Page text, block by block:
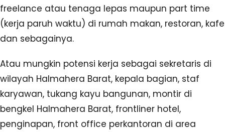
freelance atau tenaga lepas maupun part time
(kerja paruh waktu) di rumah makan, restoran, kafe
dan sebagainya.
Atau mungkin potensi kerja sebagai sekretaris di
wilayah Halmahera Barat, kepala bagian, staf
karyawan, tukang kayu bangunan, montir di
bengkel Halmahera Barat, frontliner hotel,
penginapan, front office perkantoran di area